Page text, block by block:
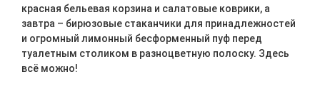
красная бельевая корзина и салатовые коврики, а
завтра – бирюзовые стаканчики для принадлежностей
и огромный лимонный бесформенный пуф перед
туалетным столиком в разноцветную полоску. Здесь
всё можно!